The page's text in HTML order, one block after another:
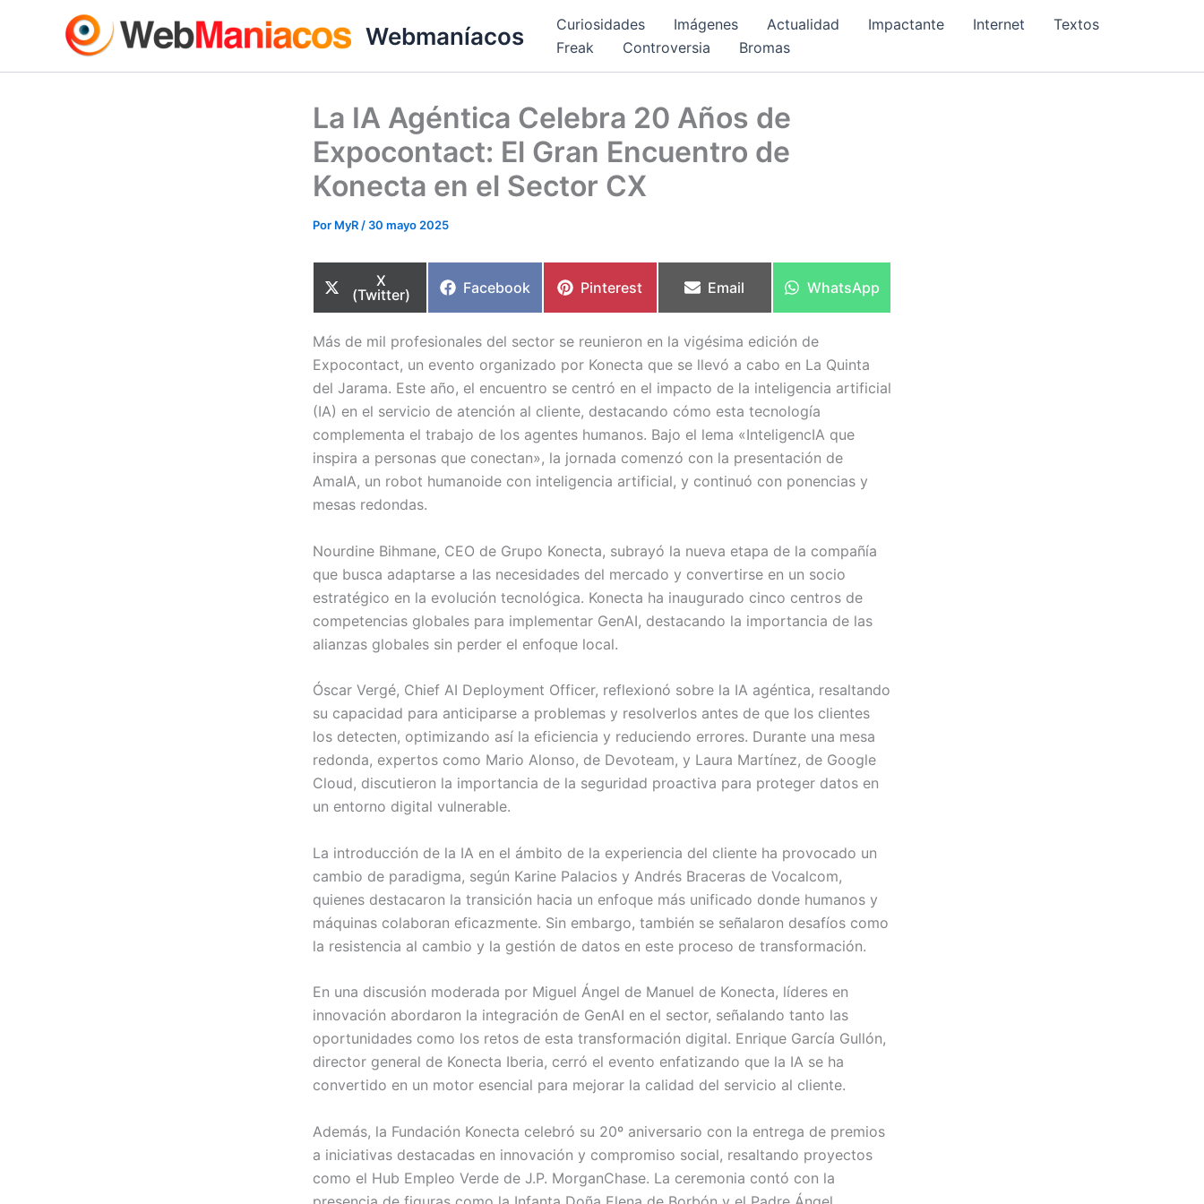
Webmaníacos Curiosidades Imágenes Actualidad Impactante Internet
Textos
Freak
Controversia Bromas
La IA Agéntica Celebra 20 Años de
Expocontact: El Gran Encuentro de
Konecta en el Sector CX
Por MyR / 30 mayo 2025
Compartir
en
X
(Twitter)
Compartir
Facebook
Compartir
Pinterest
Compartir
Email
Compartir
WhatsApp
Más de mil profesionales del sector se reunieron en la vigésima edición de
Expocontact, un evento organizado por Konecta que se llevó a cabo en La Quinta
del Jarama. Este año, el encuentro se centró en el impacto de la inteligencia artificial
(IA) en el servicio de atención al cliente, destacando cómo esta tecnología
complementa el trabajo de los agentes humanos. Bajo el lema «InteligencIA que
inspira a personas que conectan», la jornada comenzó con la presentación de
AmaIA, un robot humanoide con inteligencia artificial, y continuó con ponencias y
mesas redondas.
Nourdine Bihmane, CEO de Grupo Konecta, subrayó la nueva etapa de la compañía
que busca adaptarse a las necesidades del mercado y convertirse en un socio
estratégico en la evolución tecnológica. Konecta ha inaugurado cinco centros de
competencias globales para implementar GenAI, destacando la importancia de las
alianzas globales sin perder el enfoque local.
Óscar Vergé, Chief AI Deployment Officer, reflexionó sobre la IA agéntica, resaltando
su capacidad para anticiparse a problemas y resolverlos antes de que los clientes
los detecten, optimizando así la eficiencia y reduciendo errores. Durante una mesa
redonda, expertos como Mario Alonso, de Devoteam, y Laura Martínez, de Google
Cloud, discutieron la importancia de la seguridad proactiva para proteger datos en
un entorno digital vulnerable.
La introducción de la IA en el ámbito de la experiencia del cliente ha provocado un
cambio de paradigma, según Karine Palacios y Andrés Braceras de Vocalcom,
quienes destacaron la transición hacia un enfoque más unificado donde humanos y
máquinas colaboran eficazmente. Sin embargo, también se señalaron desafíos como
la resistencia al cambio y la gestión de datos en este proceso de transformación.
En una discusión moderada por Miguel Ángel de Manuel de Konecta, líderes en
innovación abordaron la integración de GenAI en el sector, señalando tanto las
oportunidades como los retos de esta transformación digital. Enrique García Gullón,
director general de Konecta Iberia, cerró el evento enfatizando que la IA se ha
convertido en un motor esencial para mejorar la calidad del servicio al cliente.
Además, la Fundación Konecta celebró su 20º aniversario con la entrega de premios
a iniciativas destacadas en innovación y compromiso social, resaltando proyectos
como el Hub Empleo Verde de J.P. MorganChase. La ceremonia contó con la